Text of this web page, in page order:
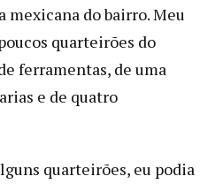
mexicana do bairro. Meu
quarteirões do
ferramentas, de uma
e de quatro
quarteirões, eu podia